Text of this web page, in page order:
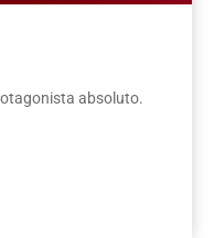
absoluto.